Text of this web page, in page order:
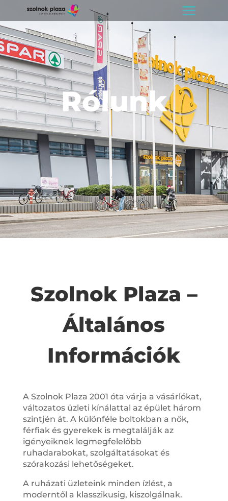
Rólunk
Szolnok Plaza –
Általános
Információk
A Szolnok Plaza 2001 óta várja a vásárlókat,
változatos üzleti kínálattal az épület három
szintjén át. A különféle boltokban a nők,
férfiak és gyerekek is megtalálják az
igényeiknek legmegfelelőbb
ruhadarabokat, szolgáltatásokat és
szórakozási lehetőségeket.
A ruházati üzleteink minden ízlést, a
moderntől a klasszikusig, kiszolgálnak.